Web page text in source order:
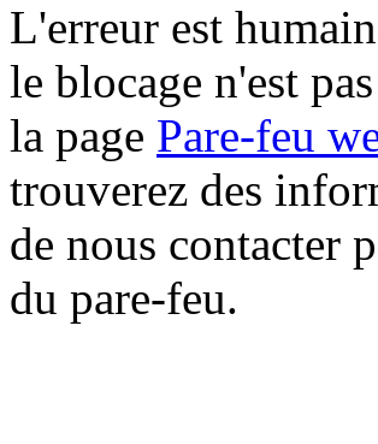
L'erreur est
le blocage n'est
la page Pare-feu
trouverez des
de nous contacter
du pare-feu.